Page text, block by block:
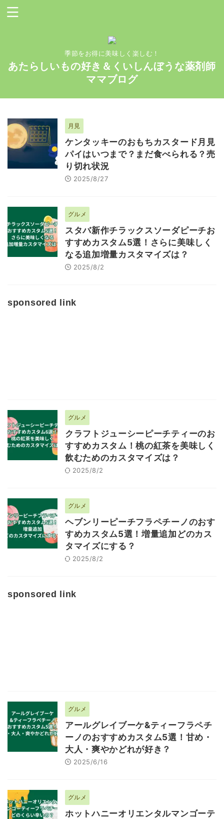
季節をお得に美味しく楽しむ！
あたらしいもの好き＆くいしんぼうな薬剤師
ママブログ
月見
ケンタッキーのおもちカスタード月見
パイはいつまで？まだ食べられる？売
り切れ状況
2025/8/27
グルメ
スタバ新作チラックスソーダピーチお
すすめカスタム5選！さらに美味しく
なる追加増量カスタマイズは？
2025/8/2
sponsored link
グルメ
クラフトジューシーピーチティーのお
すすめカスタム！桃の紅茶を美味しく
飲むためのカスタマイズは？
2025/8/2
グルメ
ヘブンリーピーチフラペチーノのおす
すめカスタム5選！増量追加どのカス
タマイズにする？
2025/8/2
sponsored link
グルメ
アールグレイブーケ&ティーフラペチ
ーノのおすすめカスタム5選！甘め・
大人・爽やかどれが好き？
2025/6/16
グルメ
ホットハニーオリエンタルマンゴーテ